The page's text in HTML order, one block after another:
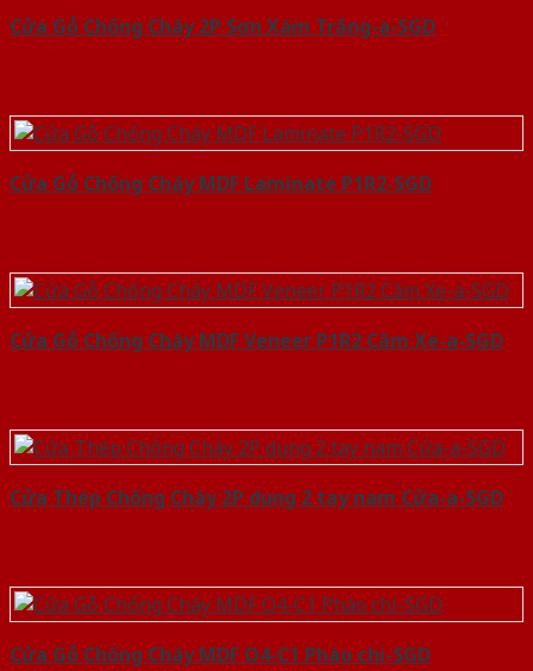
Cửa Gỗ Chống Cháy 2P Sơn Xám Trắng-a-SGD
Cửa Gỗ Chống Cháy MDF Laminate P1R2-SGD
Cửa Gỗ Chống Cháy MDF Veneer P1R2 Căm Xe-a-SGD
Cửa Thép Chống Cháy 2P dung 2 tay nam Cửa-a-SGD
Cửa Gỗ Chống Cháy MDF O4-C1 Phào chi-SGD